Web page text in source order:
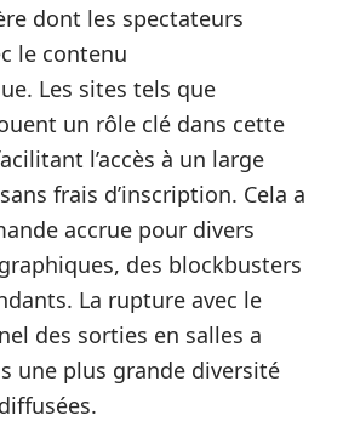
dont les spectateurs
le contenu
Les sites tels que
un rôle clé dans cette
l’accès à un large
frais d’inscription. Cela a
accrue pour divers
des blockbusters
La rupture avec le
des sorties en salles a
une plus grande diversité